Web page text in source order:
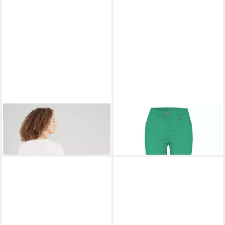
MONARI
Sweatshirt (1-tlg)
Plain/ohne Details
89,99 €
5-Pocket-Hose
99,95 €